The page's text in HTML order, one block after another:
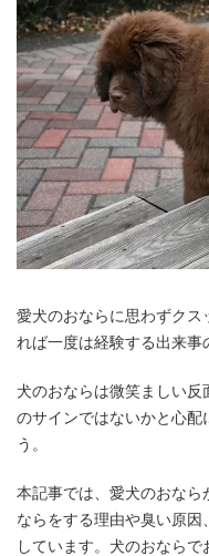
愛犬のおならに思わずク
れば一度は経験する出来事
犬のおならは微笑ましい
のサインではないかと心配
う。
本記事では、愛犬のおな
ならをする理由や臭い原
しています。犬のおなら